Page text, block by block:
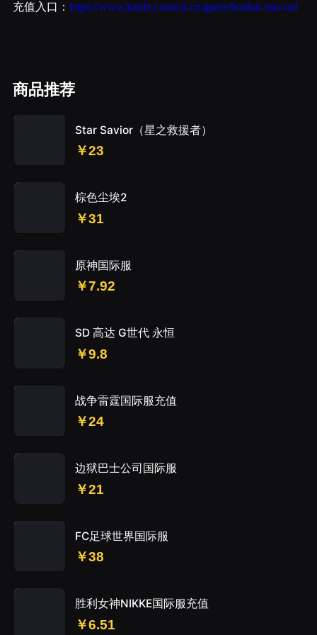
充值入口： https://www.kardz.com/zh-cn/game/honkai-star-rail
商品推荐
Star Savior（星之救援者）
￥23
棕色尘埃2
￥31
原神国际服
￥7.92
SD 高达 G世代 永恒
￥9.8
战争雷霆国际服充值
￥24
边狱巴士公司国际服
￥21
FC足球世界国际服
￥38
胜利女神NIKKE国际服充值
￥6.51